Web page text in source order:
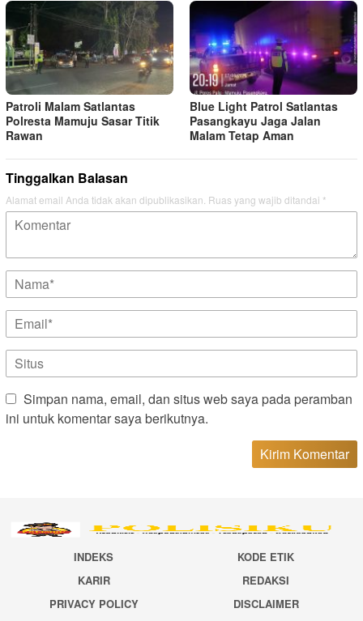
Patroli Malam Satlantas
Polresta Mamuju Sasar Titik
Rawan
Blue Light Patrol Satlantas
Pasangkayu Jaga Jalan
Malam Tetap Aman
Tinggalkan Balasan
Alamat email Anda tidak akan dipublikasikan. Ruas yang wajib ditandai *
Simpan nama, email, dan situs web saya pada peramban
ini untuk komentar saya berikutnya.
INDEKS
KODE ETIK
KARIR
REDAKSI
PRIVACY POLICY
DISCLAIMER